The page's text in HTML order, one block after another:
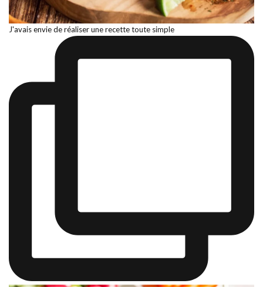
J'avais envie de réaliser une recette toute simple